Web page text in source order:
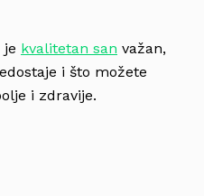
je kvalitetan san važan,
i što možete
i zdravije.